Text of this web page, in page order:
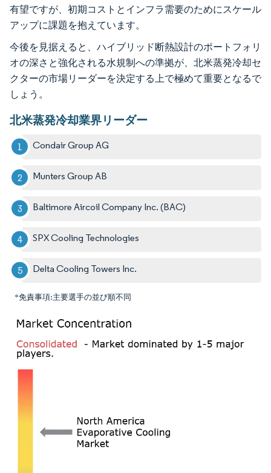
有望ですが、初期コストとインフラ需要のためにスケール
アップに課題を抱えています。
今後を見据えると、ハイブリッド断熱設計のポートフォリ
オの深さと強化される水規制への準拠が、北米蒸発冷却セ
クターの市場リーダーを決定する上で極めて重要となるで
しょう。
北米蒸発冷却業界リーダー
Condair Group AG
Munters Group AB
Baltimore Aircoil Company Inc. (BAC)
SPX Cooling Technologies
Delta Cooling Towers Inc.
*免責事項:主要選手の並び順不同